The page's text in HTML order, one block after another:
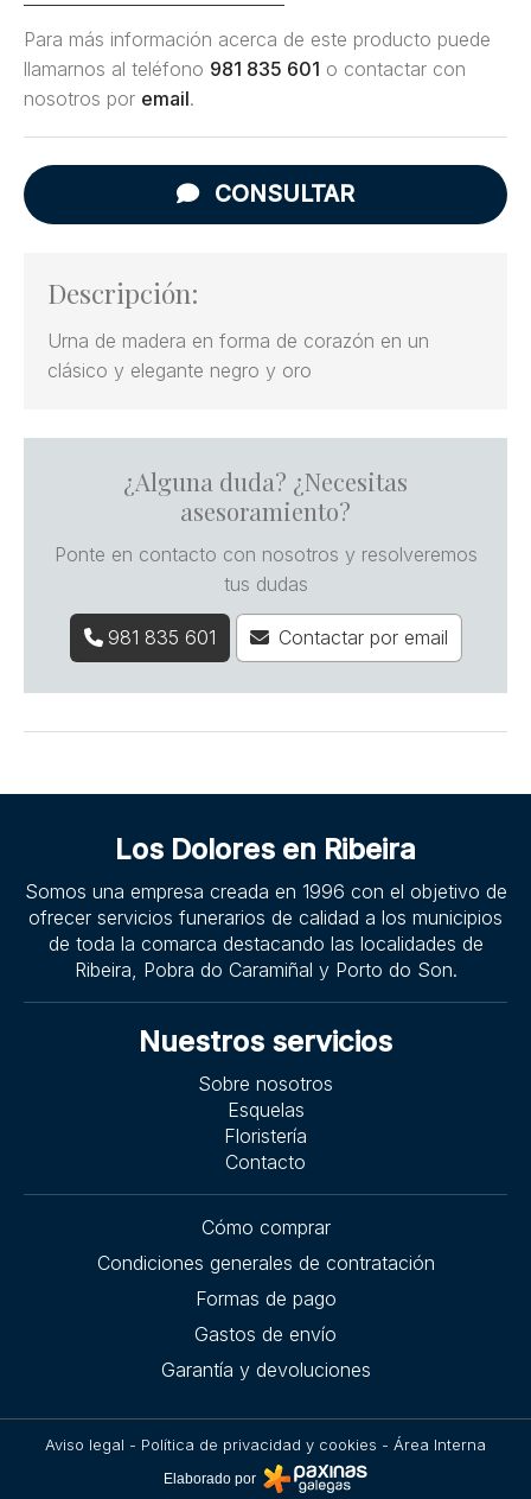
Para más información acerca de este producto puede
llamarnos al teléfono 981 835 601 o contactar con
nosotros por email.
CONSULTAR
Descripción:
Urna de madera en forma de corazón en un
clásico y elegante negro y oro
¿Alguna duda? ¿Necesitas
asesoramiento?
Ponte en contacto con nosotros y resolveremos
tus dudas
981 835 601 Contactar por email
Los Dolores en Ribeira
Somos una empresa creada en 1996 con el objetivo de
ofrecer servicios funerarios de calidad a los municipios
de toda la comarca destacando las localidades de
Ribeira, Pobra do Caramiñal y Porto do Son.
Nuestros servicios
Sobre nosotros
Esquelas
Floristería
Contacto
Cómo comprar
Condiciones generales de contratación
Formas de pago
Gastos de envío
Garantía y devoluciones
Aviso legal - Política de privacidad y cookies - Área Interna
Elaborado por